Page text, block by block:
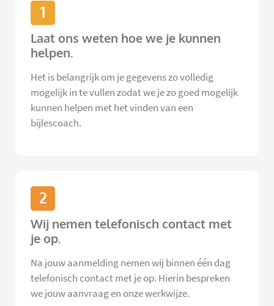
1
Laat ons weten hoe we je kunnen
helpen.
Het is belangrijk om je gegevens zo volledig
mogelijk in te vullen zodat we je zo goed mogelijk
kunnen helpen met het vinden van een
bijlescoach.
2
Wij nemen telefonisch contact met
je op.
Na jouw aanmelding nemen wij binnen één dag
telefonisch contact met je op. Hierin bespreken
we jouw aanvraag en onze werkwijze.